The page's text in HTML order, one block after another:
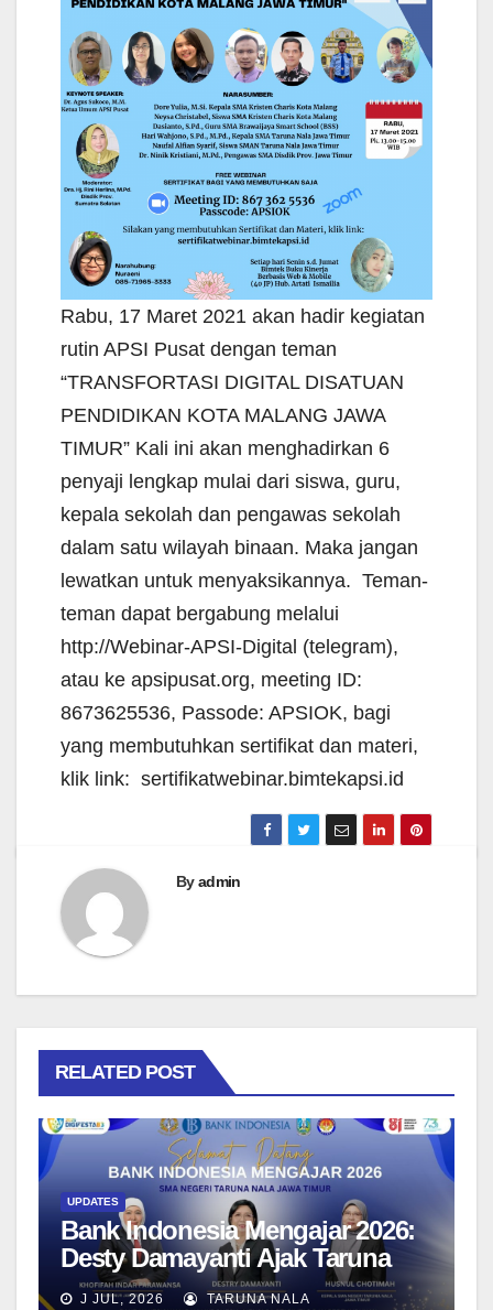
Rabu, 17 Maret 2021 akan hadir kegiatan
rutin APSI Pusat dengan teman
“TRANSFORTASI DIGITAL DISATUAN
PENDIDIKAN KOTA MALANG JAWA
TIMUR” Kali ini akan menghadirkan 6
penyaji lengkap mulai dari siswa, guru,
kepala sekolah dan pengawas sekolah
dalam satu wilayah binaan. Maka jangan
lewatkan untuk menyaksikannya. Teman-
teman dapat bergabung melalui
http://Webinar-APSI-Digital (telegram),
atau ke apsipusat.org, meeting ID:
8673625536, Passode: APSIOK, bagi
yang membutuhkan sertifikat dan materi,
klik link: sertifikatwebinar.bimtekapsi.id
Byadmin
RELATED POST
UPDATES
Bank Indonesia Mengajar 2026:
Desty Damayanti Ajak Taruna
SMAN Taruna Nala Jawa Timur
J JUL, 2026 TARUNA NALA